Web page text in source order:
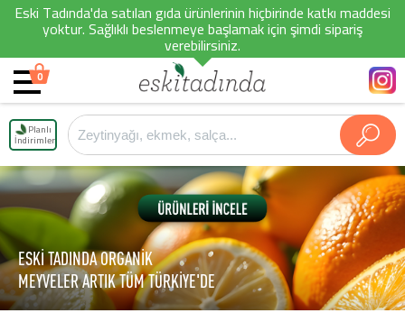
Eski Tadında'da satılan gıda ürünlerinin hiçbirinde katkı maddesi
yoktur. Sağlıklı beslenmeye başlamak için şimdi sipariş
verebilirsiniz.
0
Planlı
İndirimler
ESKİ TADINDA ORGANİK
MEYVELER ARTIK TÜM TÜRKİYE'DE